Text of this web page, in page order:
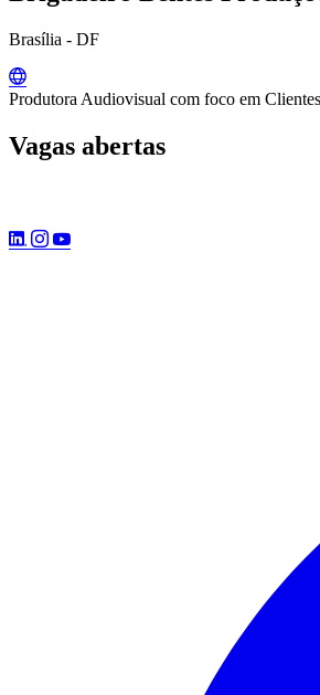
Brasília - DF
Produtora Audiovisual com foco em
Vagas abertas